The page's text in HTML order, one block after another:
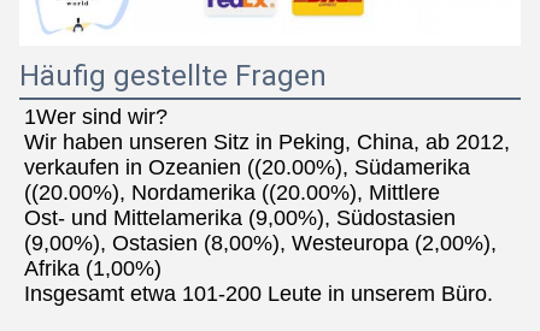
Häufig gestellte Fragen
1Wer sind wir?
Wir haben unseren Sitz in Peking, China, ab 2012,
verkaufen in Ozeanien ((20.00%), Südamerika
((20.00%), Nordamerika ((20.00%), Mittlere
Ost- und Mittelamerika (9,00%), Südostasien
(9,00%), Ostasien (8,00%), Westeuropa (2,00%),
Afrika (1,00%)
Insgesamt etwa 101-200 Leute in unserem Büro.